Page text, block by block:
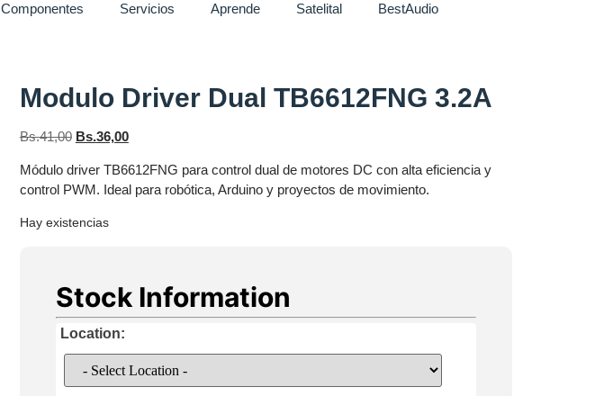
Componentes Servicios Aprende Satelital BestAudio
Modulo Driver Dual TB6612FNG 3.2A
Bs.41,00 Bs.36,00
Módulo driver TB6612FNG para control dual de motores DC con alta eficiencia y
control PWM. Ideal para robótica, Arduino y proyectos de movimiento.
Hay existencias
Stock Information
Location: